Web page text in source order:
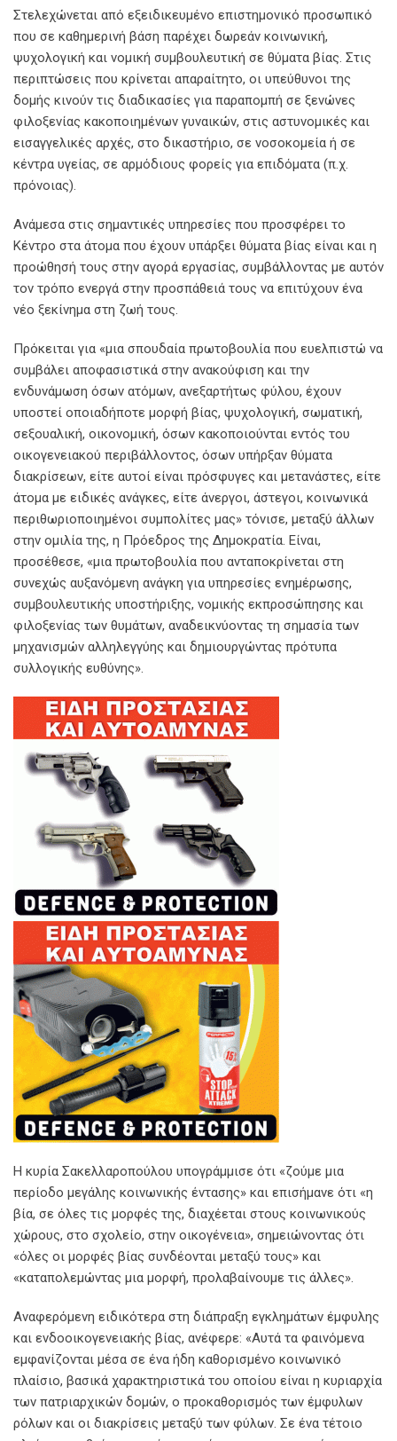
Στελεχώνεται από εξειδικευμένο επιστημονικό προσωπικό
που σε καθημερινή βάση παρέχει δωρεάν κοινωνική,
ψυχολογική και νομική συμβουλευτική σε θύματα βίας. Στις
περιπτώσεις που κρίνεται απαραίτητο, οι υπεύθυνοι της
δομής κινούν τις διαδικασίες για παραπομπή σε ξενώνες
φιλοξενίας κακοποιημένων γυναικών, στις αστυνομικές και
εισαγγελικές αρχές, στο δικαστήριο, σε νοσοκομεία ή σε
κέντρα υγείας, σε αρμόδιους φορείς για επιδόματα (π.χ.
πρόνοιας).
Ανάμεσα στις σημαντικές υπηρεσίες που προσφέρει το
Κέντρο στα άτομα που έχουν υπάρξει θύματα βίας είναι και η
προώθησή τους στην αγορά εργασίας, συμβάλλοντας με αυτόν
τον τρόπο ενεργά στην προσπάθειά τους να επιτύχουν ένα
νέο ξεκίνημα στη ζωή τους.
Πρόκειται για «μια σπουδαία πρωτοβουλία που ευελπιστώ να
συμβάλει αποφασιστικά στην ανακούφιση και την
ενδυνάμωση όσων ατόμων, ανεξαρτήτως φύλου, έχουν
υποστεί οποιαδήποτε μορφή βίας, ψυχολογική, σωματική,
σεξουαλική, οικονομική, όσων κακοποιούνται εντός του
οικογενειακού περιβάλλοντος, όσων υπήρξαν θύματα
διακρίσεων, είτε αυτοί είναι πρόσφυγες και μετανάστες, είτε
άτομα με ειδικές ανάγκες, είτε άνεργοι, άστεγοι, κοινωνικά
περιθωριοποιημένοι συμπολίτες μας» τόνισε, μεταξύ άλλων
στην ομιλία της, η Πρόεδρος της Δημοκρατία. Είναι,
προσέθεσε, «μια πρωτοβουλία που ανταποκρίνεται στη
συνεχώς αυξανόμενη ανάγκη για υπηρεσίες ενημέρωσης,
συμβουλευτικής υποστήριξης, νομικής εκπροσώπησης και
φιλοξενίας των θυμάτων, αναδεικνύοντας τη σημασία των
μηχανισμών αλληλεγγύης και δημιουργώντας πρότυπα
συλλογικής ευθύνης».
Η κυρία Σακελλαροπούλου υπογράμμισε ότι «ζούμε μια
περίοδο μεγάλης κοινωνικής έντασης» και επισήμανε ότι «η
βία, σε όλες τις μορφές της, διαχέεται στους κοινωνικούς
χώρους, στο σχολείο, στην οικογένεια», σημειώνοντας ότι
«όλες οι μορφές βίας συνδέονται μεταξύ τους» και
«καταπολεμώντας μια μορφή, προλαβαίνουμε τις άλλες».
Αναφερόμενη ειδικότερα στη διάπραξη εγκλημάτων έμφυλης
και ενδοοικογενειακής βίας, ανέφερε: «Αυτά τα φαινόμενα
εμφανίζονται μέσα σε ένα ήδη καθορισμένο κοινωνικό
πλαίσιο, βασικά χαρακτηριστικά του οποίου είναι η κυριαρχία
των πατριαρχικών δομών, ο προκαθορισμός των έμφυλων
ρόλων και οι διακρίσεις μεταξύ των φύλων. Σε ένα τέτοιο